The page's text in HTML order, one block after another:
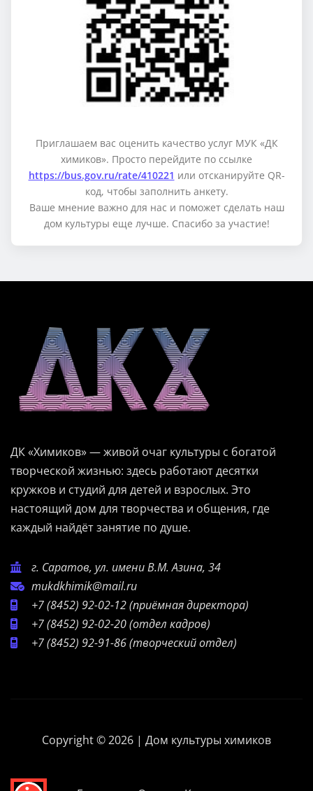
Приглашаем вас оценить качество услуг МУК «ДК
химиков». Просто перейдите по ссылке
https://bus.gov.ru/rate/410221 или отсканируйте QR-
код, чтобы заполнить анкету.
Ваше мнение важно для нас и поможет сделать наш
дом культуры еще лучше. Спасибо за участие!
ДК «Химиков» — живой очаг культуры с богатой
творческой жизнью: здесь работают десятки
кружков и студий для детей и взрослых. Это
настоящий дом для творчества и общения, где
каждый найдёт занятие по душе.
г. Саратов, ул. имени В.М. Азина, 34
mukdkhimik@mail.ru
+7 (8452) 92-02-12(приёмная директора)
+7 (8452) 92-02-20(отдел кадров)
+7 (8452) 92-91-86(творческий отдел)
Copyright © 2026 | Дом культуры химиков